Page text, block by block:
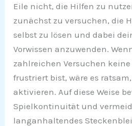
Eile nicht, die Hilfen zu
zunächst zu versuchen, die
selbst zu lösen und dabei
Vorwissen anzuwenden.
zahlreichen Versuchen
frustriert bist, wäre es
aktivieren. Auf diese Weise
Spielkontinuität und
langanhaltendes